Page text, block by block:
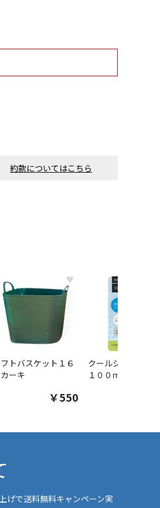
約款についてはこちら
♥
トバスケット１６
カーキ
￥550
クールシャツスプ
１００ｍｌ
げで送料無料キャンペーン実